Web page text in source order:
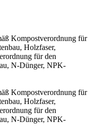
Kompostverordnung für
Holzfaser,
für den
N-Dünger, NPK-
Kompostverordnung für
Holzfaser,
für den
N-Dünger, NPK-